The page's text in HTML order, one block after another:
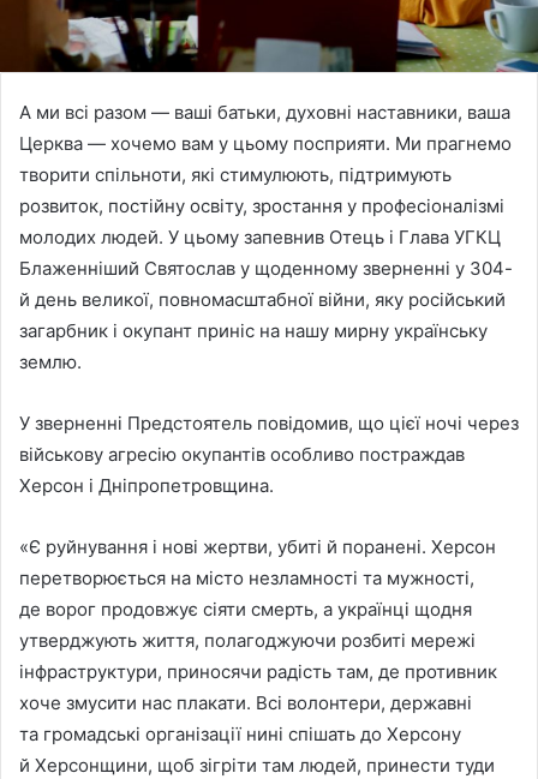
А ми всі разом — ваші батьки, духовні наставники, ваша
Церква — хочемо вам у цьому посприяти. Ми прагнемо
творити спільноти, які стимулюють, підтримують
розвиток, постійну освіту, зростання у професіоналізмі
молодих людей. У цьому запевнив Отець і Глава УГКЦ
Блаженніший Святослав у щоденному зверненні у 304-
й день великої, повномасштабної війни, яку російський
загарбник і окупант приніс на нашу мирну українську
землю.
У зверненні Предстоятель повідомив, що цієї ночі через
військову агресію окупантів особливо постраждав
Херсон і Дніпропетровщина.
«Є руйнування і нові жертви, убиті й поранені. Херсон
перетворюється на місто незламності та мужності,
де ворог продовжує сіяти смерть, а українці щодня
утверджують життя, полагоджуючи розбиті мережі
інфраструктури, приносячи радість там, де противник
хоче змусити нас плакати. Всі волонтери, державні
та громадські організації нині спішать до Херсону
й Херсонщини, щоб зігріти там людей, принести туди